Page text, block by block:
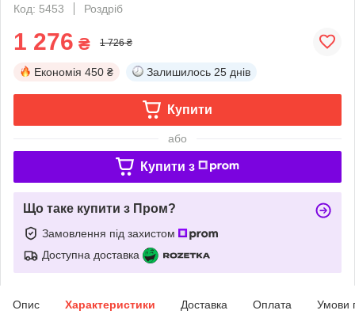
Код: 5453
Роздріб
1 276 ₴ 1 726 ₴
Економія 450 ₴ Залишилось 25 днів
Купити
або
Купити з
Що таке купити з Пром?
Замовлення під захистом
Доступна доставка
Опис Характеристики Доставка Оплата Умови